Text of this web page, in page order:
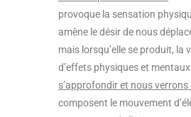
provoque la sensation
amène le désir de nous
mais lorsqu’elle se produit, la
d’effets physiques et
s’approfondir et nous
composent le mouvement